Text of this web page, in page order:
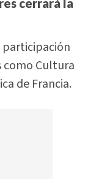
participación
como Cultura
de Francia.